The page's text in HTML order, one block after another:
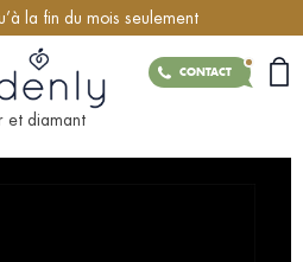
la fin du mois seulement
CONTACT
et diamant